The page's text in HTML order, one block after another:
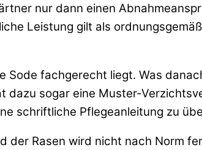
nur dann einen
Leistung gilt als
fachgerecht liegt. Was
dazu sogar eine Muster-
schriftliche Pflegeanleitung zu
der Rasen wird nicht nach Norm